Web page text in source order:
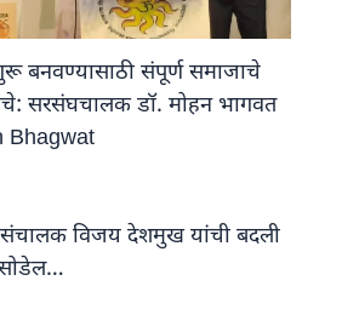
बनवण्यासाठी संपूर्ण समाजाचे
सरसंघचालक डॉ. मोहन भागवत
Bhagwat
संचालक विजय देशमुख यांची बदली